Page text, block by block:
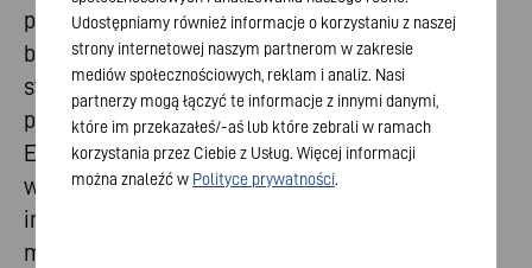
pierwotnych i ładowalnych baterii przenośnych,
branż wykorzystujących baterie przenośne w
swoich produktach oraz dystrybutorów baterii
przenośnych działających na terenie Unii
Europejskiej i poza nią. Organizacja wspiera
wspólne interesy swoich członków wobec
instytucji europejskich oraz innych kluczowych
międzynarodowych podmiotów, dążąc do
Udostępniamy również informacje o korzystaniu z naszej
strony internetowej naszym partnerom w zakresie
mediów społecznościowych, reklam i analiz. Nasi
partnerzy mogą łączyć te informacje z innymi danymi,
które im przekazałeś/-aś lub które zebrali w ramach
korzystania przez Ciebie z Usług. Więcej informacji
można znaleźć w Polityce prywatności.